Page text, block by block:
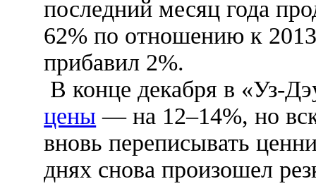
последний месяц года
62% по отношению к
прибавил 2%.
В конце декабря в «Уз-
цены — на 12–14%, но
вновь переписывать
днях снова произошел